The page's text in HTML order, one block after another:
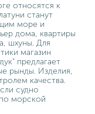
относятся к
станут
море и
дома, квартиры
шхуны. Для
магазин
предлагает
рынды. Изделия,
качества.
судно
морской